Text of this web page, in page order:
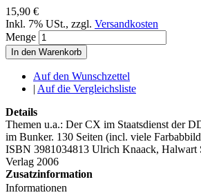
15,90 €
Inkl. 7% USt., zzgl. Versandkosten
Menge
In den Warenkorb
Auf den Wunschzettel
| Auf die Vergleichsliste
Details
Themen u.a.: Der CX im Staatsdienst der
im Bunker. 130 Seiten (incl. viele
ISBN 3981034813 Ulrich Knaack, Halwart
Verlag 2006
Zusatzinformation
Informationen